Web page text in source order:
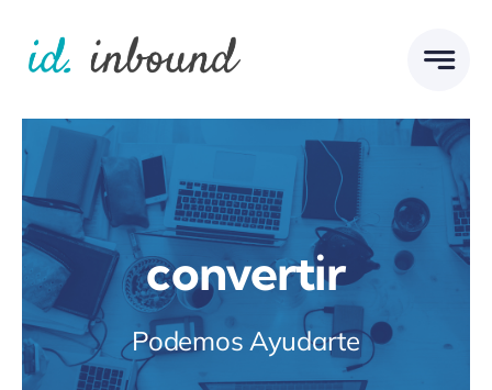
content
convertir
Podemos Ayudarte